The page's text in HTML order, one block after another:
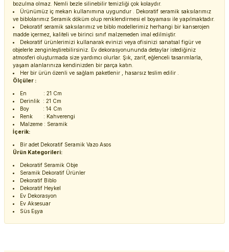
bozulma olmaz. Nemli bezle silinebilir temizliği çok kolaydır.
Ürünümüz iç mekan kullanımına uygundur . Dekoratif seramik saksılarımız
ve biblolarımız Seramik döküm olup renklendirmesi el boyaması ile yapılmaktadır.
Dekoratif seramik saksılarımız ve biblo modellerimiz herhangi bir kanserojen
madde içermez, kaliteli ve birinci sınıf malzemeden imal edilmiştir.
Dekoratif ürünlerimizi kullanarak evinizi veya ofisinizi sanatsal figür ve
objelerle zenginleştirebilirsiniz. Ev dekorasyonununda detaylar istediğiniz
atmosferi oluşturmada size yardımcı olurlar. Şık, zarif, eğlenceli tasarımlarla,
yaşam alanlarınıza kendinizden bir parça katın.
Her bir ürün özenli ve sağlam paketlenir , hasarsız teslim edilir .
Ölçüler :
En : 21 Cm
Derinlik : 21 Cm
Boy : 14 Cm
Renk : Kahverengi
Malzeme : Seramik
İçerik:
Bir adet Dekoratif Seramik Vazo Asos
Ürün Kategorileri:
Dekoratif Seramik Obje
Seramik Dekoratif Ürünler
Dekoratif Biblo
Dekoratif Heykel
Ev Dekorasyon
Ev Aksesuar
Süs Eşya